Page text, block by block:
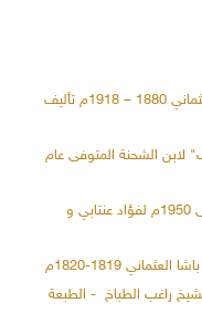
كتاب تاريخ حلب المصور أواخر العهد العثماني 1880 – 1918م تأليف
الشحنة المتوفى عام
حلب في مئة عام - من عام 1850م حتى 1950م لفؤاد عنتابي و
1819-1820م
راغب الطباخ - الطبعة